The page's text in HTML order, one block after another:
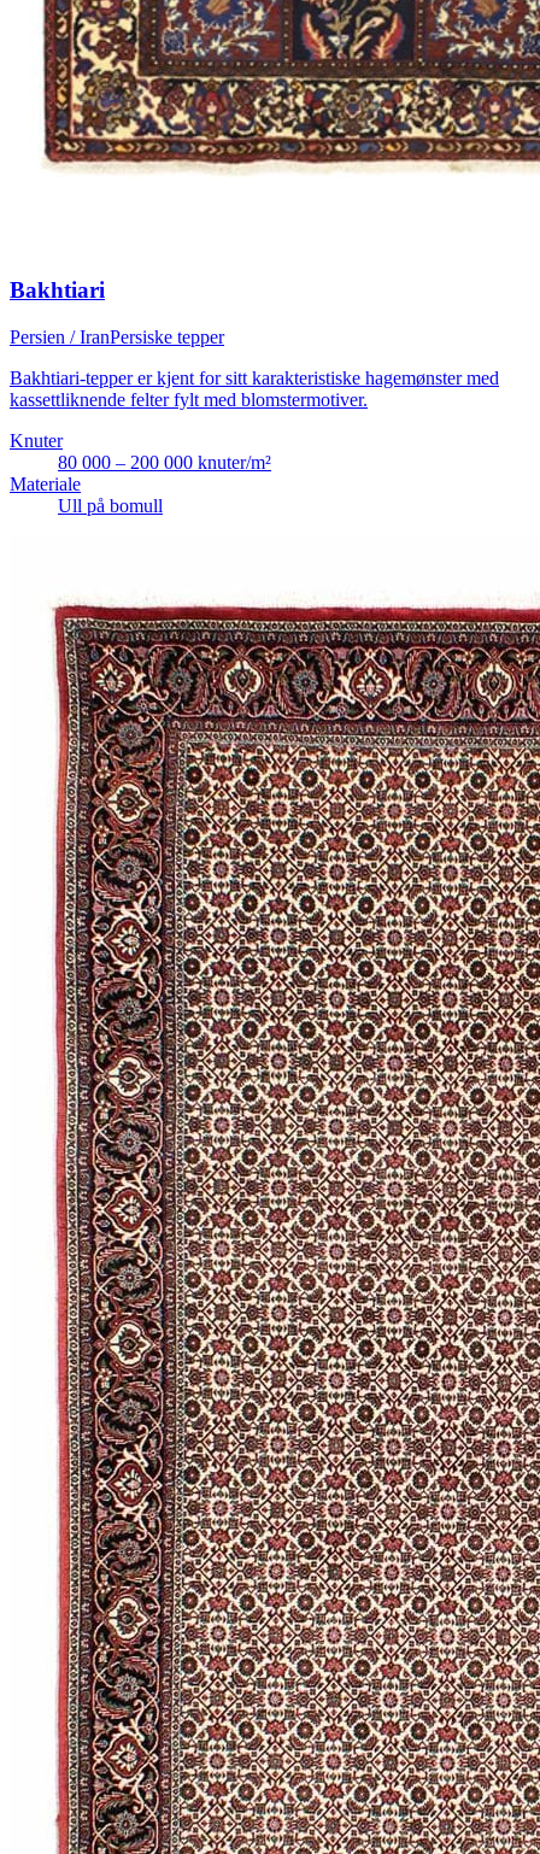
Bakhtiari
Persien / IranPersiske tepper
Bakhtiari-tepper er kjent for sitt karakteristiske hagemønster med
kassettliknende felter fylt med blomstermotiver.
Knuter
80 000 – 200 000 knuter/m²
Materiale
Ull på bomull